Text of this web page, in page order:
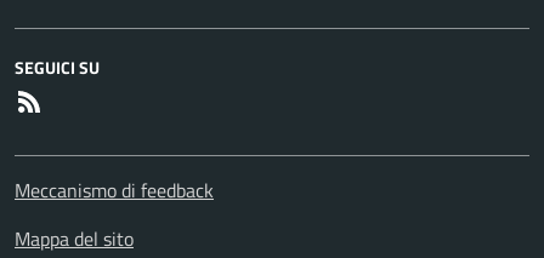
SEGUICI SU
Meccanismo di feedback
Mappa del sito